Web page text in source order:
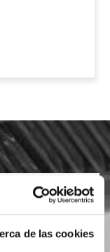
de las cookies